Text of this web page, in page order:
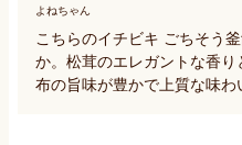
よねちゃん
こちらのイチビキ ごちそう
か。松茸のエレガントな香
布の旨味が豊かで上質な味わ